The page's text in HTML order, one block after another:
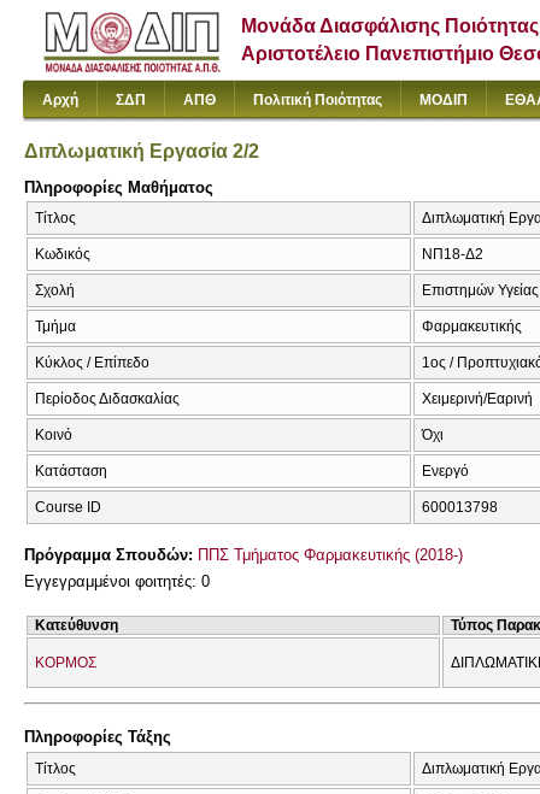
Μονάδα Διασφάλισης Ποιότητας
Αριστοτέλειο Πανεπιστήμιο
Αρχή ΣΔΠ ΑΠΘ Πολιτική Ποιότητας ΜΟΔΙΠ
Διπλωματική Εργασία 2/2
Πληροφορίες Μαθήματος
Τίτλος Διπλωματική
Κωδικός ΝΠ18-Δ2
Σχολή Επιστημών Υγείας
Τμήμα Φαρμακευτικής
Κύκλος / Επίπεδο 1ος /
Περίοδος Διδασκαλίας Χειμερινή/Εαρινή
Κοινό Όχι
Κατάσταση Ενεργό
Course ID 600013798
Πρόγραμμα Σπουδών: ΠΠΣ Τμήματος Φαρμακευτικής (2018-)
Εγγεγραμμένοι φοιτητές: 0
Κατεύθυνση Τύπος
ΚΟΡΜΟΣ
Πληροφορίες Τάξης
Τίτλος Διπλωματική